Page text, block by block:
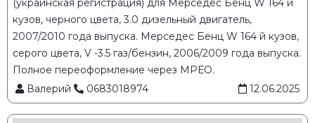
(украинская регистрация) для Мерседес Бенц W 164 й
кузов, черного цвета, 3.0 дизельный двигатель,
2007/2010 года выпуска. Мерседес Бенц W 164 й кузов,
серого цвета, V -3.5 газ/бензин, 2006/2009 года выпуска.
Полное переоформление через МРЕО.
Валерий
0683018974 12.06.2025